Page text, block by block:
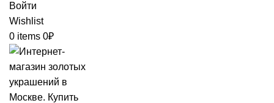
Войти
Wishlist
0 items 0₽